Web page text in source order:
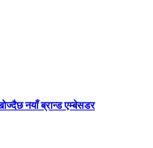
नयाँ ब्रान्ड एम्बेसडर